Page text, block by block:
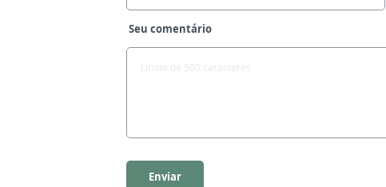
Seu comentário
Enviar